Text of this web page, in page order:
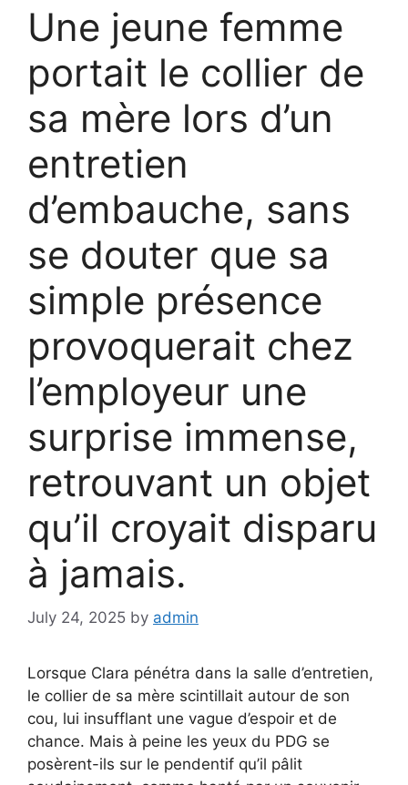
Une jeune femme
portait le collier de
sa mère lors d’un
entretien
d’embauche, sans
se douter que sa
simple présence
provoquerait chez
l’employeur une
surprise immense,
retrouvant un objet
qu’il croyait disparu
à jamais.
July 24, 2025 by admin
Lorsque Clara pénétra dans la salle d’entretien,
le collier de sa mère scintillait autour de son
cou, lui insufflant une vague d’espoir et de
chance. Mais à peine les yeux du PDG se
posèrent-ils sur le pendentif qu’il pâlit